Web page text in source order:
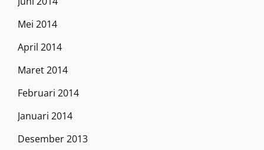
Mei 2014
April 2014
Maret 2014
Februari 2014
Januari 2014
Desember 2013